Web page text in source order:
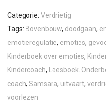
Categorie: Verdrietig
Tags: Bovenbouw, doodgaan,
emotieregulatie, emoties,
Kinderboek over emoties,
Kindercoach, Leesboek,
coach, Samsara, uitvaart,
voorlezen